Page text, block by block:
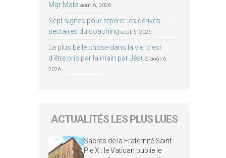
Mgr Mata août 6, 2026
Sept signes pour repérer les dérives
sectaires du coaching août 6, 2026
La plus belle chose dans la vie, c’est
d’être pris par la main par Jésus août 6,
2026
ACTUALITÉS LES PLUS LUES
Sacres de la Fraternité Saint-
Pie X : le Vatican publie le